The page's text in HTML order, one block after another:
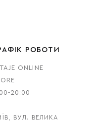
РОБОТИ
ONLINE
20:00
ВУЛ. ВЕЛИКА